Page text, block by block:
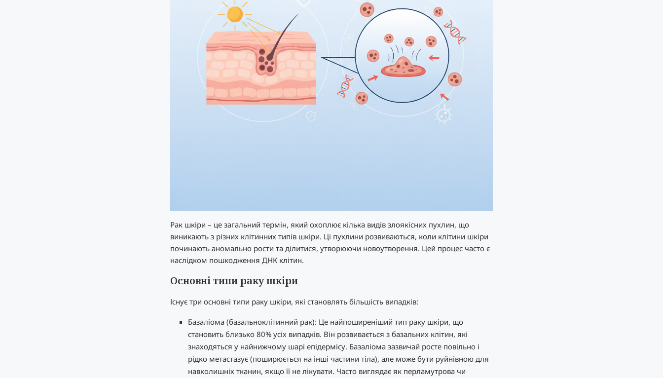
Рак шкіри – це загальний термін, який охоплює кілька видів злоякісних пухлин, що
виникають з різних клітинних типів шкіри. Ці пухлини розвиваються, коли клітини шкіри
починають аномально рости та ділитися, утворюючи новоутворення. Цей процес часто є
наслідком пошкодження ДНК клітин.
Основні типи раку шкіри
Існує три основні типи раку шкіри, які становлять більшість випадків:
Базаліома (базальноклітинний рак): Це найпоширеніший тип раку шкіри, що
становить близько 80% усіх випадків. Він розвивається з базальних клітин, які
знаходяться у найнижчому шарі епідермісу. Базаліома зазвичай росте повільно і
рідко метастазує (поширюється на інші частини тіла), але може бути руйнівною для
навколишніх тканин, якщо її не лікувати. Часто виглядає як перламутрова чи